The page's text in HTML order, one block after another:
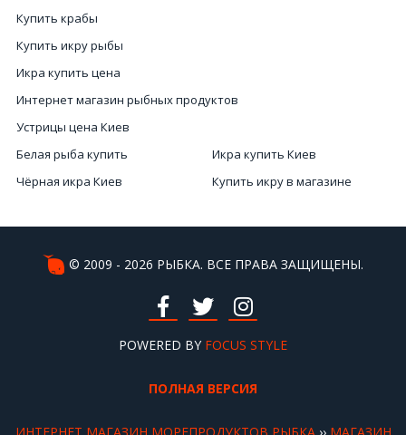
Купить крабы
Купить икру рыбы
Икра купить цена
Интернет магазин рыбных продуктов
Устрицы цена Киев
Белая рыба купить
Чёрная икра Киев
Вяленая рыба Украина
Заказать вяленую рыбу
Икра купить Киев
Купить икру в магазине
Цена морского ежа
Чёрная икра стоимость
Морепродукты сайт
© 2009 - 2026 РЫБКА. ВСЕ ПРАВА ЗАЩИЩЕНЫ.
POWERED BY FOCUS STYLE
ПОЛНАЯ ВЕРСИЯ